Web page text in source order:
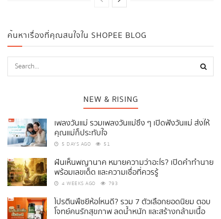
ค้นหาเรื่องที่คุณสนใจใน SHOPEE BLOG
NEW & RISING
เพลงวันแม่ รวมเพลงวันแม่ซึ้ง ๆ เปิดฟังวันแม่ ส่งให้
คุณแม่ก็ประทับใจ
5 DAYS AGO 51
ฝันเห็นพญานาค หมายความว่าอะไร? เปิดคำทำนาย
พร้อมเลขเด็ด และความเชื่อที่ควรรู้
4 WEEKS AGO 793
โปรตีนพืชยี่ห้อไหนดี? รวม 7 ตัวเลือกยอดนิยม ตอบ
โจทย์คนรักสุขภาพ ลดน้ำหนัก และสร้างกล้ามเนื้อ